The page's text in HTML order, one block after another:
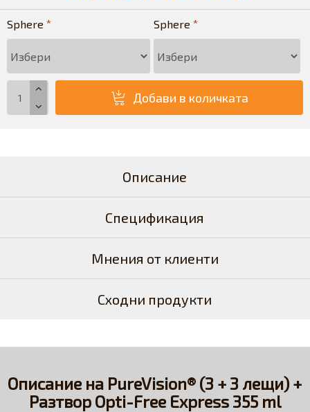
Sphere Sphere
Добави в количката
Описание
Спецификация
Мнения от клиенти
Сходни продукти
Описание на PureVision® (3 + 3 лещи) +
Разтвор Opti-Free Express 355 ml